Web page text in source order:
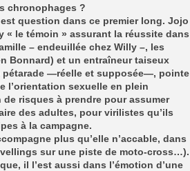
chronophages ?
question dans ce premier long. Jojo
le témoin » assurant la réussite dans
– endeuillée chez Willy –, les
Bonnard) et un entraîneur taiseux
pétarade —réelle et supposée—, pointe
l’orientation sexuelle en plein
risques à prendre pour assumer
des adultes, pour virilistes qu’ils
à la campagne.
plus qu’elle n’accable, dans
sur une piste de moto-cross…).
il l’est aussi dans l’émotion d’une